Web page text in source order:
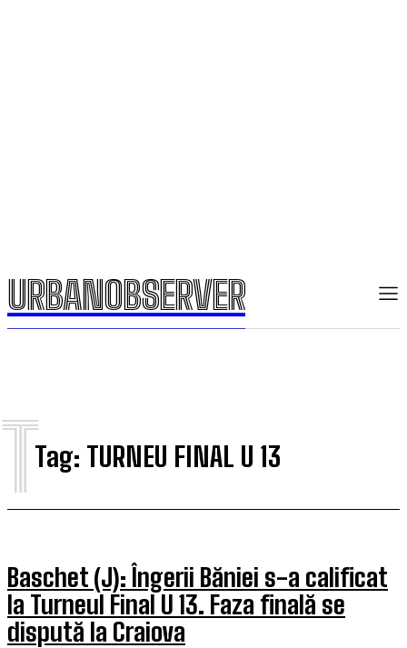
URBANOBSERVER
URBANOBSERVER
Tag: TURNEU FINAL U 13
T
Baschet (J): Îngerii Băniei s-a calificat
la Turneul Final U 13. Faza finală se
dispută la Craiova